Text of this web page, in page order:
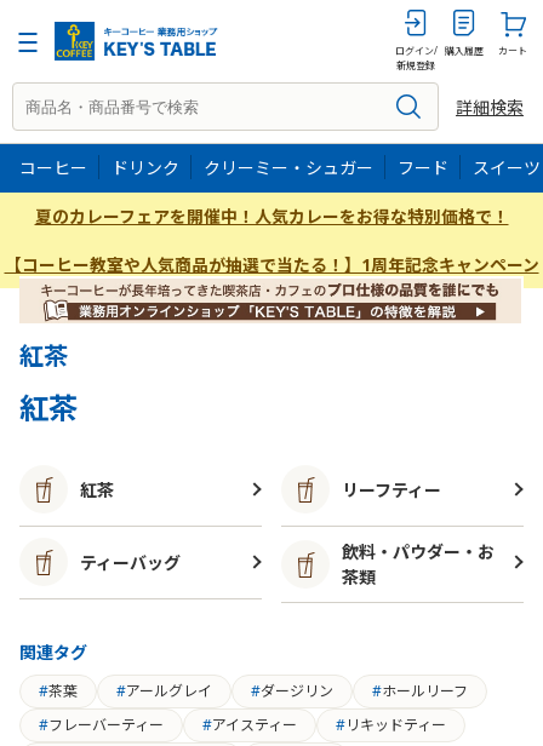
ログイン/
新規登録
購入履歴 カート
詳細検索
コーヒー ドリンク クリーミー・シュガー フード スイーツ
夏のカレーフェアを開催中！人気カレーをお得な特別価格で！
【コーヒー教室や人気商品が抽選で当たる！】1周年記念キャンペーン
紅茶
紅茶
紅茶 リーフティー
ティーバッグ
飲料・パウダー・お
茶類
関連タグ
茶葉 アールグレイ ダージリン
ホールリーフ
フレーバーティー
アイスティー
リキッドティー